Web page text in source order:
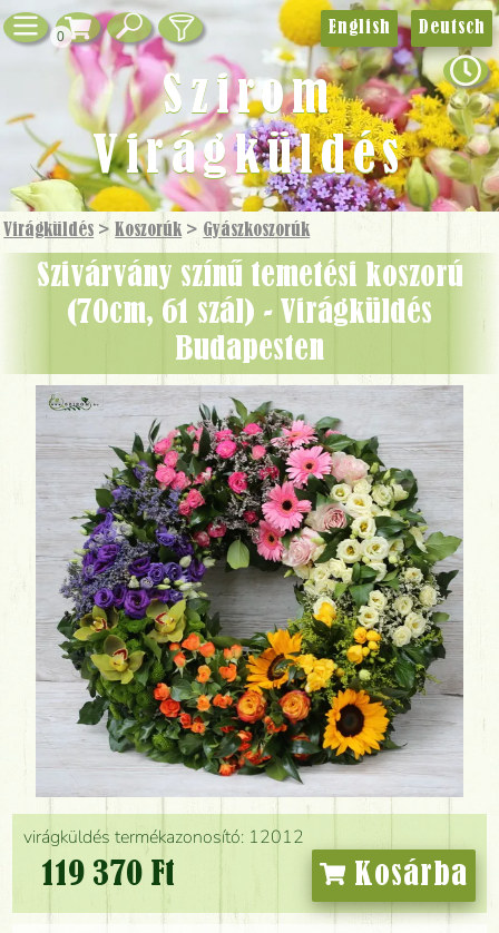
0
Virágküldés > Koszorúk > Gyászkoszorúk
szivárvány színű temetési koszorú
(70cm, 61 szál) - Virágküldés
Budapesten
virágküldés termékazonosító: 12012
119 370 Ft Kosárba
English Deutsch
Szirom
Virágküldés